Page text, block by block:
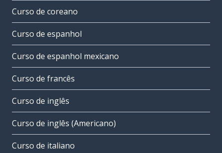
Curso de coreano
Curso de espanhol
Curso de espanhol mexicano
Curso de francês
Curso de inglês
Curso de inglês (Americano)
Curso de italiano